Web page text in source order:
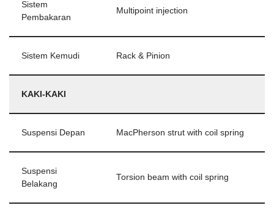
Sistem
Pembakaran
Multipoint injection
Sistem Kemudi Rack & Pinion
KAKI-KAKI
Suspensi Depan MacPherson strut with coil spring
Suspensi
Belakang
Torsion beam with coil spring